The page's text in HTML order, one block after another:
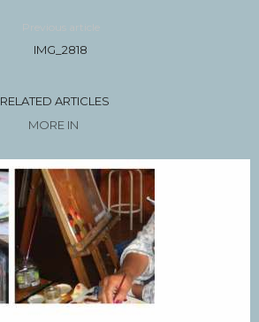
Previous article
IMG_2818
RELATED ARTICLES
MORE IN